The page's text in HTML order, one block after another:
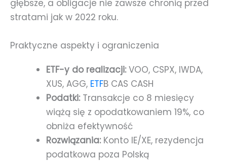
głębsze, a obligacje nie zawsze chronią przed
stratami jak w 2022 roku.
Praktyczne aspekty i ograniczenia
ETF-y do realizacji:VOO, CSPX, IWDA,
XUS, AGG, ETFB CAS CASH
Podatki:Transakcje co 8 miesięcy
wiążą się z opodatkowaniem 19%, co
obniża efektywność
Rozwiązania:Konto IE/XE, rezydencja
podatkowa poza Polską